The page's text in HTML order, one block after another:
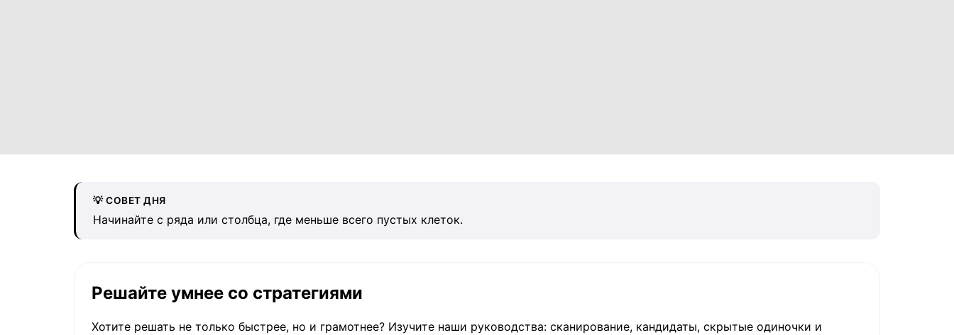
💡 СОВЕТ ДНЯ
Начинайте с ряда или столбца, где меньше всего пустых клеток.
Решайте умнее со стратегиями
Хотите решать не только быстрее, но и грамотнее? Изучите наши руководства: сканирование, кандидаты, скрытые одиночки и